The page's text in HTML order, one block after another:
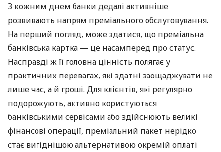
З кожним днем банки дедалі активніше
розвивають напрям преміального обслуговування.
На перший погляд, може здатися, що преміальна
банківська картка — це насамперед про статус.
Насправді ж її головна цінність полягає у
практичних перевагах, які здатні заощаджувати не
лише час, а й гроші. Для клієнтів, які регулярно
подорожують, активно користуються
банківськими сервісами або здійснюють великі
фінансові операції, преміальний пакет нерідко
стає вигіднішою альтернативою окремій оплаті